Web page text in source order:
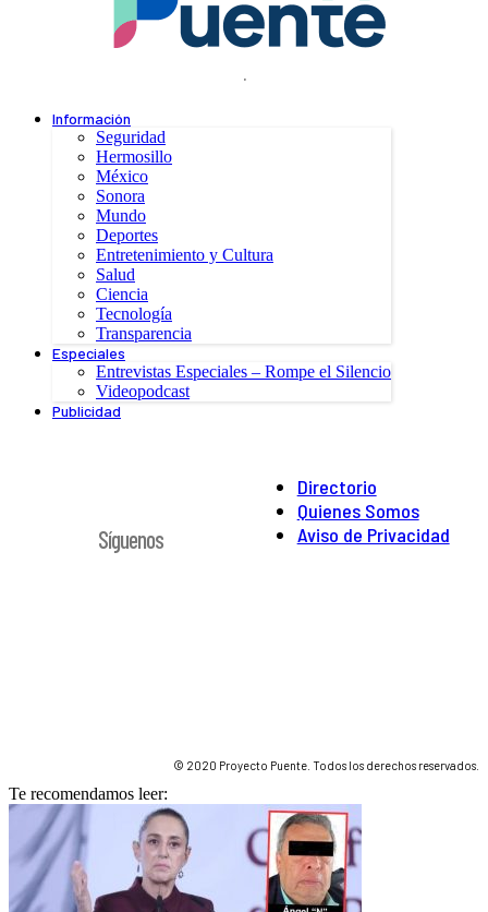
.
Información
Seguridad
Hermosillo
México
Sonora
Mundo
Deportes
Entretenimiento y Cultura
Salud
Ciencia
Tecnología
Transparencia
Especiales
Entrevistas Especiales – Rompe el Silencio
Videopodcast
Publicidad
Directorio
Quienes Somos
Aviso de Privacidad
Síguenos
© 2020 Proyecto Puente. Todos los derechos reservados.
Te recomendamos leer: